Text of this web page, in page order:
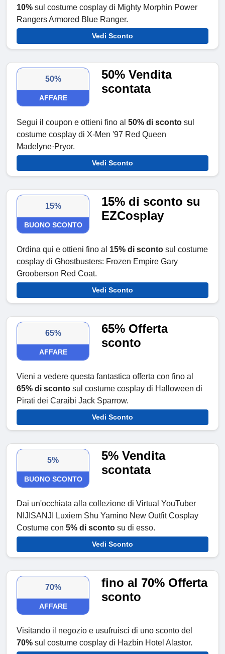
10% sul costume cosplay di Mighty Morphin Power
Rangers Armored Blue Ranger.
Vedi Sconto
50%
AFFARE
50% Vendita
scontata
Segui il coupon e ottieni fino al 50% di sconto sul
costume cosplay di X-Men '97 Red Queen
Madelyne·Pryor.
Vedi Sconto
15%
BUONO SCONTO
15% di sconto su
EZCosplay
Ordina qui e ottieni fino al 15% di sconto sul costume
cosplay di Ghostbusters: Frozen Empire Gary
Grooberson Red Coat.
Vedi Sconto
65%
AFFARE
65% Offerta
sconto
Vieni a vedere questa fantastica offerta con fino al
65% di sconto sul costume cosplay di Halloween di
Pirati dei Caraibi Jack Sparrow.
Vedi Sconto
5%
BUONO SCONTO
5% Vendita
scontata
Dai un'occhiata alla collezione di Virtual YouTuber
NIJISANJI Luxiem Shu Yamino New Outfit Cosplay
Costume con 5% di sconto su di esso.
Vedi Sconto
70%
AFFARE
fino al 70% Offerta
sconto
Visitando il negozio e usufruisci di uno sconto del
70% sul costume cosplay di Hazbin Hotel Alastor.